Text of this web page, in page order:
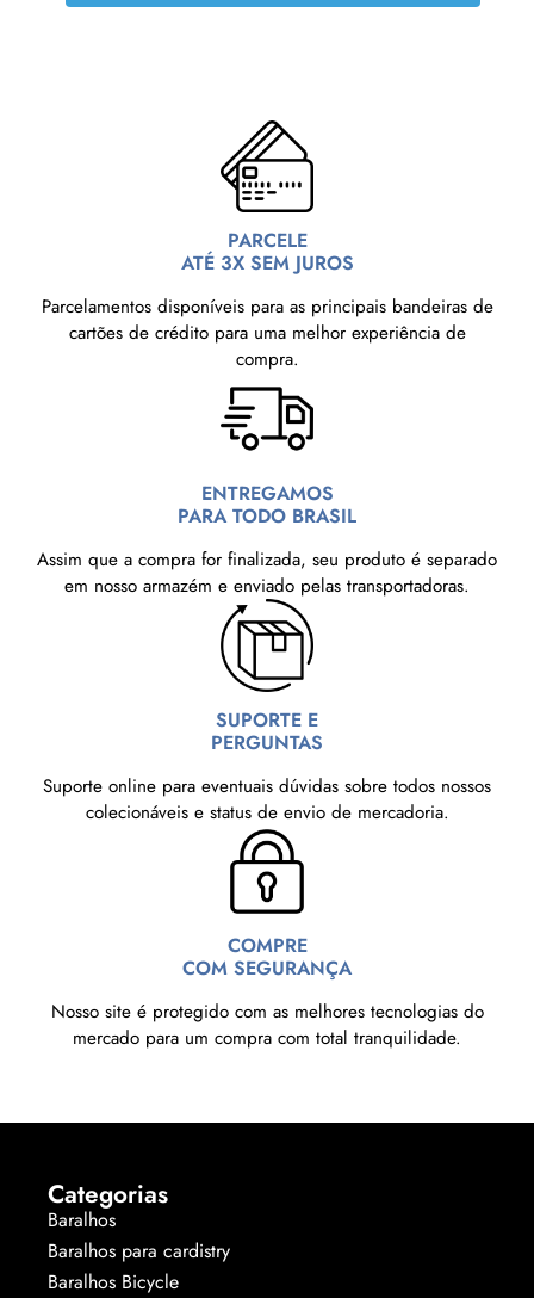
PARCELE
ATÉ 3X SEM JUROS
Parcelamentos disponíveis para as principais bandeiras de
cartões de crédito para uma melhor experiência de
compra.
ENTREGAMOS
PARA TODO BRASIL
Assim que a compra for finalizada, seu produto é separado
em nosso armazém e enviado pelas transportadoras.
SUPORTE E
PERGUNTAS
Suporte online para eventuais dúvidas sobre todos nossos
colecionáveis e status de envio de mercadoria.
COMPRE
COM SEGURANÇA
Nosso site é protegido com as melhores tecnologias do
mercado para um compra com total tranquilidade.
Categorias
Baralhos
Baralhos para cardistry
Baralhos Bicycle